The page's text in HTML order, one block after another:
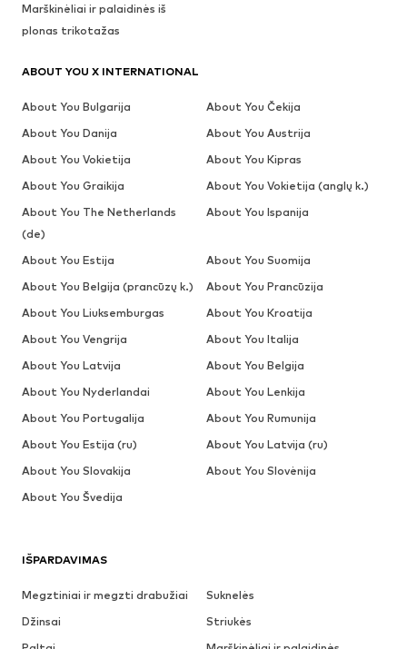
IŠPARDAVIMAS
Megztiniai ir megzti drabužiai
Suknelės
Džinsai
Striukės
Marškinėliai ir palaidinės iš
plonas trikotažas
ABOUT YOU X INTERNATIONAL
About You Bulgarija
About You Čekija
About You Danija
About You Austrija
About You Vokietija
About You Kipras
About You Graikija
About You Vokietija (anglų k.)
About You The Netherlands
(de)
About You Ispanija
About You Estija
About You Suomija
About You Belgija (prancūzų k.)
About You Prancūzija
About You Liuksemburgas
About You Kroatija
About You Vengrija
About You Italija
About You Latvija
About You Belgija
About You Nyderlandai
About You Lenkija
About You Portugalija
About You Rumunija
About You Estija (ru)
About You Latvija (ru)
About You Slovakija
About You Slovėnija
About You Švedija